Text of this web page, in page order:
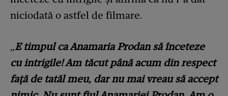
niciodată o astfel de filmare.
„E timpul ca Anamaria Prodan să înceteze
cu intrigile! Am tăcut până acum din respect
față de tatăl meu, dar nu mai vreau să accept